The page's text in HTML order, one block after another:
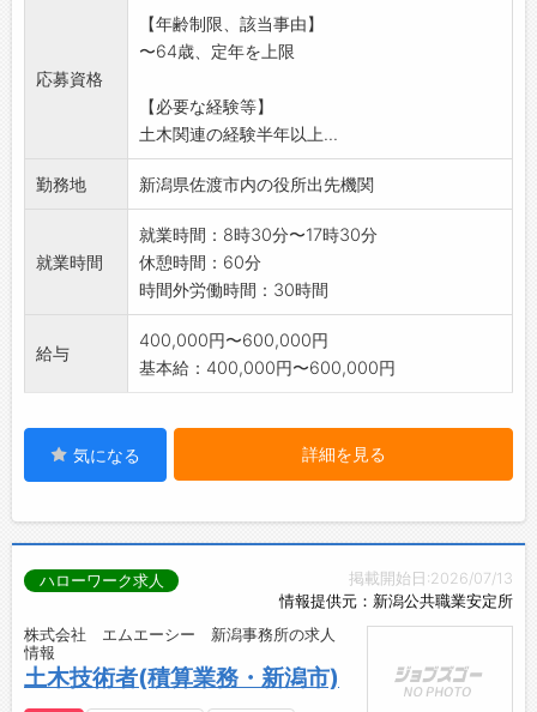
応募資格
【年齢制限、該当事由】
〜64歳、定年を上限
【必要な経験等】
土木関連の経験半年以上...
勤務地 新潟県佐渡市内の役所出先機関
就業時間
就業時間：8時30分〜17時30分
休憩時間：60分
時間外労働時間：30時間
給与
400,000円〜600,000円
基本給：400,000円〜600,000円
気になる 詳細を見る
掲載開始日:2026/07/13
情報提供元：新潟公共職業安定所
ハローワーク求人
株式会社 エムエーシー 新潟事務所の求人
情報
土木技術者(積算業務・新潟市)